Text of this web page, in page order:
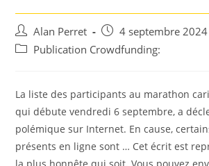
Auteur/autrice
de
Alan Perret
Post
published:
4 septembre 2024
PostPublication Crowdfunding:
La liste des participants au marathon
qui débute vendredi 6 septembre, a
polémique sur Internet. En cause,
présents en ligne sont … Cet écrit est